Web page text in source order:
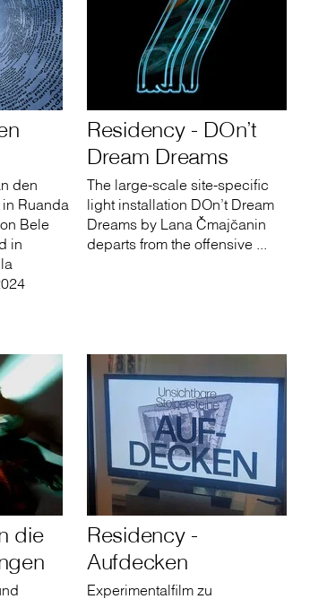
den
Ruanda
Bele
in
Residency - DOn’t
Dream Dreams
The large-scale site-specific
light installation DOn’t Dream
Dreams by Lana Čmajčanin
departs from the offensive ...
die
Residency -
Aufdecken
Experimentalfilm zu